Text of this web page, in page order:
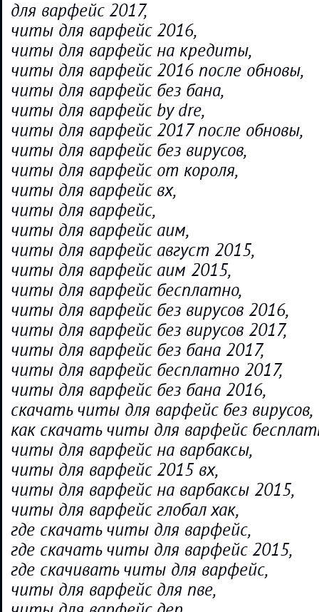
для варфейс 2017,
читы для варфейс 2016,
читы для варфейс на кредиты,
читы для варфейс 2016 после обновы,
читы для варфейс без бана,
читы для варфейс by dre,
читы для варфейс 2017 после обновы,
читы для варфейс без вирусов,
читы для варфейс от короля,
читы для варфейс вх,
читы для варфейс,
читы для варфейс аим,
читы для варфейс август 2015,
читы для варфейс аим 2015,
читы для варфейс бесплатно,
читы для варфейс без вирусов 2016,
читы для варфейс без вирусов 2017,
читы для варфейс без бана 2017,
читы для варфейс бесплатно 2017,
читы для варфейс без бана 2016,
скачать читы для варфейс без вирусов,
как скачать читы для варфейс
читы для варфейс на варбаксы,
читы для варфейс 2015 вх,
читы для варфейс на варбаксы 2015,
читы для варфейс глобал хак,
где скачать читы для варфейс,
где скачать читы для варфейс 2015,
где скачивать читы для варфейс,
читы для варфейс для пве,